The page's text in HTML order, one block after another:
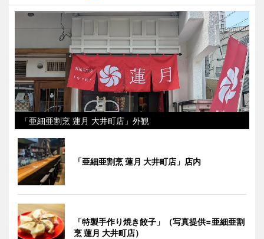
「亜細亜割烹 蓮月 大井町店」外観
「亜細亜割烹 蓮月 大井町店」店内
「特製手作り焼き餃子」（写真提供=亜細亜割
烹 蓮月 大井町店）